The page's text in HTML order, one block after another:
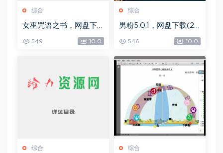
综合
女巫咒语之书，网盘下
549 10.0
综合
男粉5.0.1，网盘下载(25
546 10.0
综合 综合